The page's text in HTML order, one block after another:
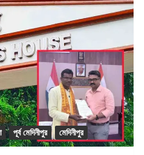
পূর্ব মেদিনীপুর মেদিনীপুর